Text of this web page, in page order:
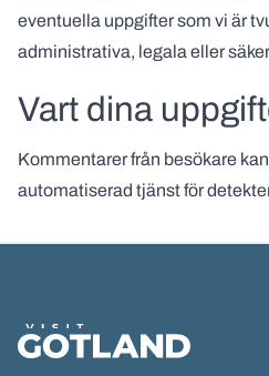
eventuella uppgifter som vi är
administrativa, legala eller
Vart dina
Kommentarer från besökare
automatiserad tjänst för